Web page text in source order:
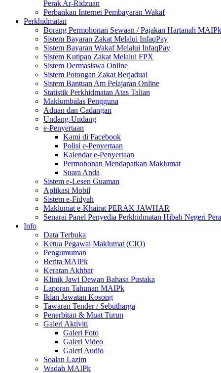
Perak Ar-Ridzuan
Perbankan Internet Pembayaran Wakaf
Perkhidmatan
Borang Permohonan Sewaan / Pajakan Hartanah MAIPk
Sistem Bayaran Zakat Melalui InfaqPay
Sistem Bayaran Wakaf Melalui InfaqPay
Sistem Kutipan Zakat Melalui FPX
Sistem Dermasiswa Online
Sistem Potongan Zakat Berjadual
Sistem Bantuan Am Pelajaran Online
Statistik Perkhidmatan Atas Talian
Maklumbalas Pengguna
Aduan dan Cadangan
Undang-Undang
e-Penyertaan
Kami di Facebook
Polisi e-Penyertaan
Kalendar e-Penyertaan
Permohonan Mendapatkan Maklumat
Suara Anda
Sistem e-Lesen Guaman
Aplikasi Mobil
Sistem e-Fidyah
Maklumat e-Khairat PERAK JAWHAR
Senarai Panel Penyedia Perkhidmatan Hibah Negeri
Info
Data Terbuka
Ketua Pegawai Maklumat (CIO)
Pengumuman
Berita MAIPk
Keratan Akhbar
Klinik Jawi Dewan Bahasa Pustaka
Laporan Tahunan MAIPk
Iklan Jawatan Kosong
Tawaran Tender / Sebutharga
Penerbitan & Muat Turun
Galeri Aktiviti
Galeri Foto
Galeri Video
Galeri Audio
Soalan Lazim
Wadah MAIPk